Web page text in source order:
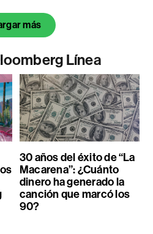
más
Línea
30 años del éxito de “La
Macarena”: ¿Cuánto
dinero ha generado la
canción que marcó los
90?